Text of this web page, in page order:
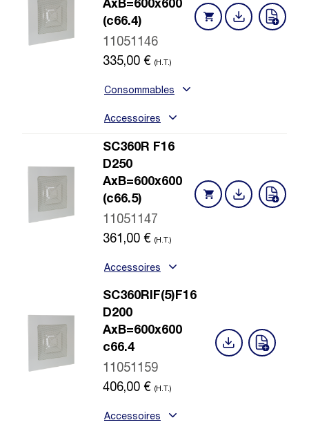
AxB=600x600
(c66.4)
11051146
335,00 € (H.T.)
Consommables
Accessoires
SC360R F16
D250
AxB=600x600
(c66.5)
11051147
361,00 € (H.T.)
Accessoires
SC360RIF(5)F16
D200
AxB=600x600
c66.4
11051159
406,00 € (H.T.)
Accessoires